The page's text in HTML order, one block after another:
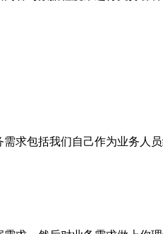
求包括我们自己作为业务人